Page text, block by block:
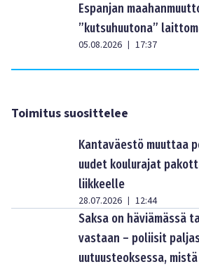
Espanjan
”kutsuhuutona”
05.08.2026 | 17:37
Toimitus suosittelee
Kantaväestö muuttaa
uudet koulurajat
liikkeelle
28.07.2026 | 12:44
Saksa on häviämässä
vastaan – poliisit
uutuusteoksessa,